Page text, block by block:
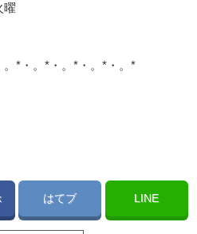
曜
。*・。*・。*・。*・。*
はてブ LINE